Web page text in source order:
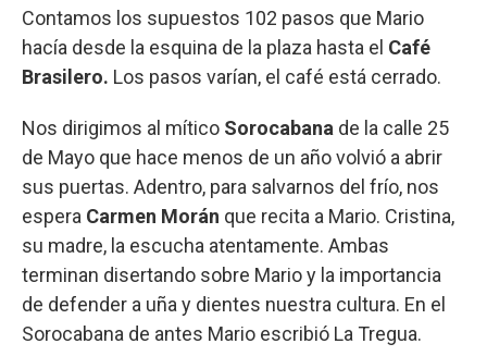
Contamos los supuestos 102 pasos que Mario
hacía desde la esquina de la plaza hasta el Café
Brasilero. Los pasos varían, el café está cerrado.
Nos dirigimos al mítico Sorocabana de la calle 25
de Mayo que hace menos de un año volvió a abrir
sus puertas. Adentro, para salvarnos del frío, nos
espera Carmen Morán que recita a Mario. Cristina,
su madre, la escucha atentamente. Ambas
terminan disertando sobre Mario y la importancia
de defender a uña y dientes nuestra cultura. En el
Sorocabana de antes Mario escribió La Tregua.